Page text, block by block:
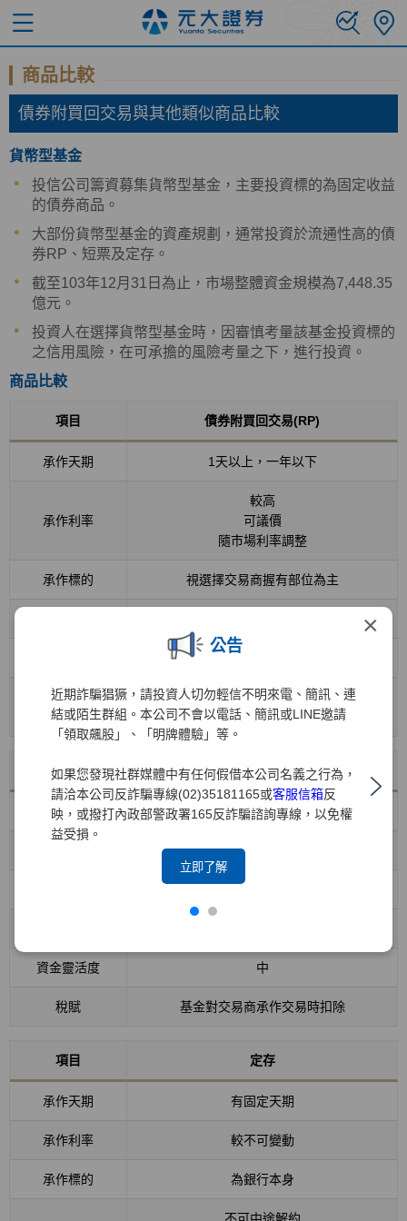
×
公告
近期詐騙猖獗，請投資人切勿輕信不明來電、簡訊、連
結或陌生群組。本公司不會以電話、簡訊或LINE邀請
「領取飆股」、「明牌體驗」等。
如果您發現社群媒體中有任何假借本公司名義之行為，
請洽本公司反詐騙專線(02)35181165或客服信箱反
映，或撥打內政部警政署165反詐騙諮詢專線，以免權
益受損。
立即了解
商品比較
債券附買回交易與其他類似商品比較
貨幣型基金
投信公司籌資募集貨幣型基金，主要投資標的為固定收益
的債券商品。
大部份貨幣型基金的資產規劃，通常投資於流通性高的債
券RP、短票及定存。
截至103年12月31日為止，市場整體資金規模為7,448.35
億元。
投資人在選擇貨幣型基金時，因審慎考量該基金投資標的
之信用風險，在可承擔的風險考量之下，進行投資。
商品比較
項目 債券附買回交易(RP)
承作天期 1天以上，一年以下
承作利率
較高
可議價
隨市場利率調整
承作標的 視選擇交易商握有部位為主
稅賦
個人：10%
法人：營所稅
項目 貨幣型基金
承作天期 具彈性
波動較大
資金靈活度 中
稅賦 基金對交易商承作交易時扣除
項目 定存
承作天期 有固定天期
承作利率 較不可變動
承作標的 為銀行本身